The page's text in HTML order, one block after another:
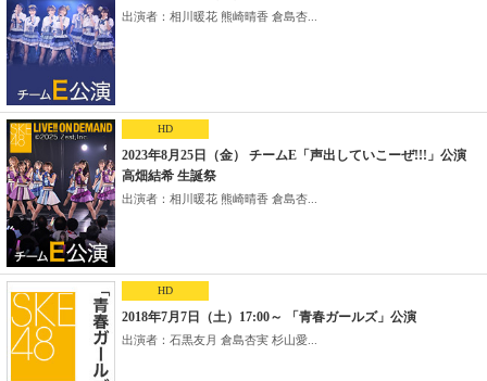
出演者：相川暖花 熊崎晴香 倉島杏...
HD
2023年8月25日（金） チームE「声出していこーぜ!!!」公演
高畑結希 生誕祭
出演者：相川暖花 熊崎晴香 倉島杏...
HD
2018年7月7日（土）17:00～ 「青春ガールズ」公演
出演者：石黒友月 倉島杏実 杉山愛...